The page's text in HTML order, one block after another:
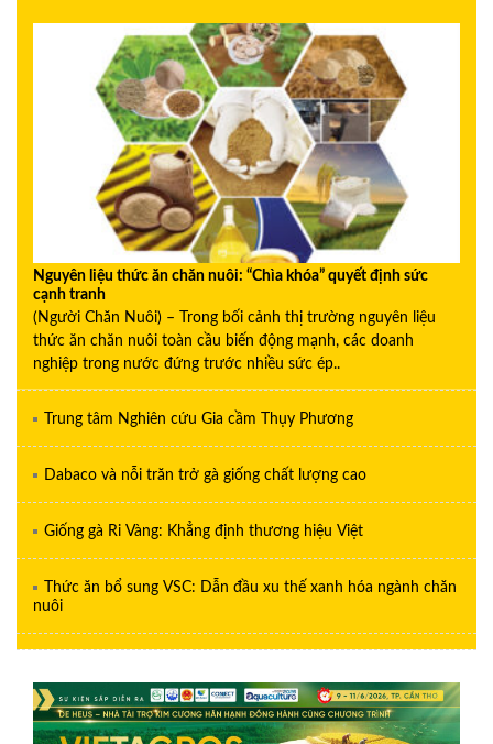
Nguyên liệu thức ăn chăn nuôi: “Chìa khóa” quyết định sức
cạnh tranh
(Người Chăn Nuôi) – Trong bối cảnh thị trường nguyên liệu
thức ăn chăn nuôi toàn cầu biến động mạnh, các doanh
nghiệp trong nước đứng trước nhiều sức ép..
Trung tâm Nghiên cứu Gia cầm Thụy Phương
Dabaco và nỗi trăn trở gà giống chất lượng cao
Giống gà Ri Vàng: Khẳng định thương hiệu Việt
Thức ăn bổ sung VSC: Dẫn đầu xu thế xanh hóa ngành chăn
nuôi